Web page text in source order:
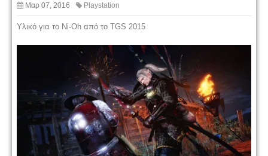
Μαρ 07, 2016 Playstation
Υλικό για το Ni-Oh από το TGS 2015